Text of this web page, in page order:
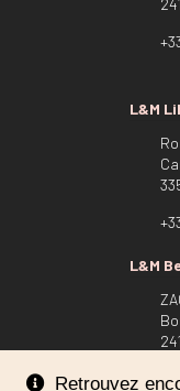
Retrouvez
L&M
L&M
Nous utilisons des